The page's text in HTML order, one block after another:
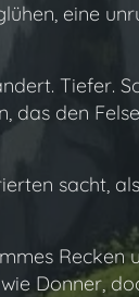
eine
Tiefer.
das den
sacht,
Recken
Donner,